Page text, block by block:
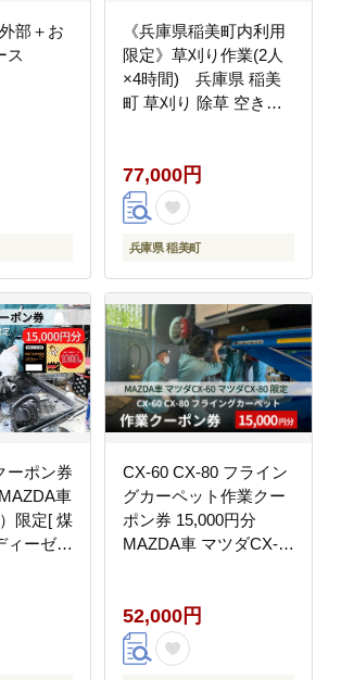
部＋お
ス
《兵庫県稲美町内利用
限定》草刈り作業(2人
×4時間) 兵庫県 稲美
町 草刈り 除草 空き地
77,000円
兵庫県 稲美町
ーポン券
車
限定[ 煤
ィーゼル
CX-60 CX-80 フライン
グカーペット作業クー
ポン券 15,000円分
MAZDA車 マツダCX-
52,000円